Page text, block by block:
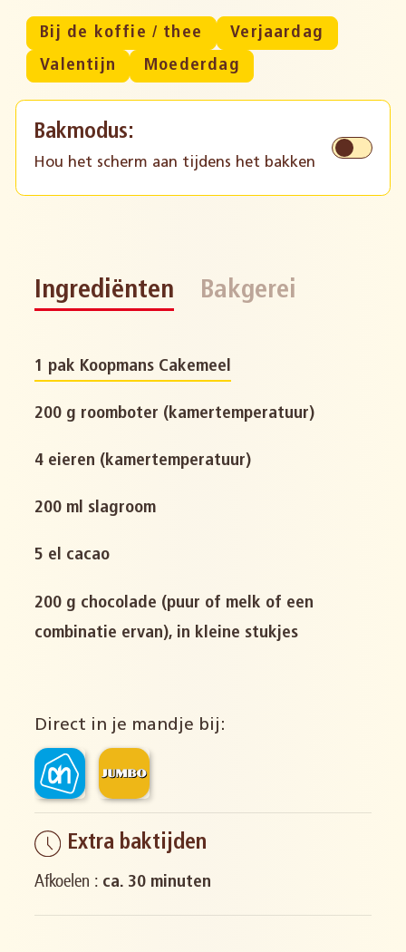
Bij de koffie / thee
Verjaardag
Valentijn
Moederdag
Bakmodus:
Hou het scherm aan tijdens het bakken
Ingrediënten Bakgerei
1 pak Koopmans Cakemeel
200 g roomboter (kamertemperatuur)
4 eieren (kamertemperatuur)
200 ml slagroom
5 el cacao
200 g chocolade (puur of melk of een
combinatie ervan), in kleine stukjes
Direct in je mandje bij:
Extra baktijden
Afkoelen : ca. 30 minuten